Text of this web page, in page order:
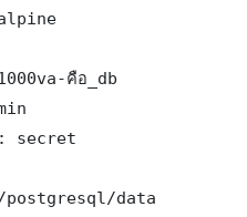
คือ_db
secret
data